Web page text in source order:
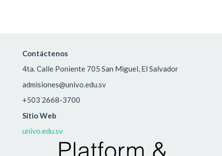
Contáctenos
4ta. Calle Poniente 705 San Miguel, El Salvador
admisiones@univo.edu.sv
+503 2668-3700
Sitio Web
univo.edu.sv